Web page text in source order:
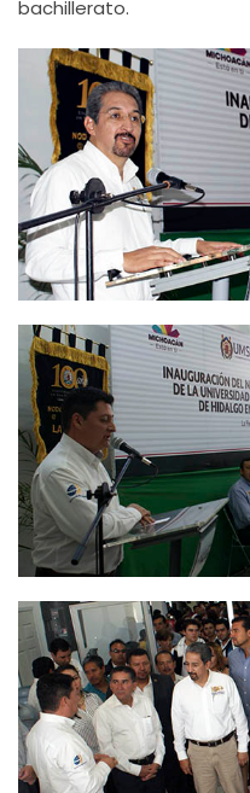
bachillerato.